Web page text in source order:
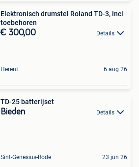
Elektronisch drumstel Roland TD-3, incl
toebehoren
€ 300,00 Details
Herent 6 aug 26
TD-25 batterijset
Bieden Details
Sint-Genesius-Rode 23 jun 26